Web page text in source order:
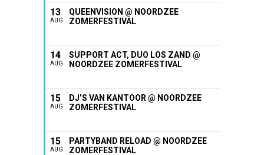
13
AUG
QUEENVISION @ NOORDZEE
ZOMERFESTIVAL
14
AUG
SUPPORT ACT, DUO LOS ZAND @
NOORDZEE ZOMERFESTIVAL
15
AUG
DJ’S VAN KANTOOR @ NOORDZEE
ZOMERFESTIVAL
15
AUG
PARTYBAND RELOAD @ NOORDZEE
ZOMERFESTIVAL